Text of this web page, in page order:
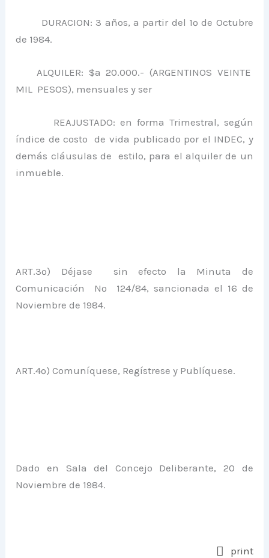
DURACION: 3 años, a partir del 1º de Octubre
de 1984.
ALQUILER: $a 20.000.- (ARGENTINOS VEINTE
MIL PESOS), mensuales y ser
REAJUSTADO: en forma Trimestral, según
índice de costo de vida publicado por el INDEC, y
demás cláusulas de estilo, para el alquiler de un
inmueble.
ART.3º) Déjase sin efecto la Minuta de
Comunicación Nº 124/84, sancionada el 16 de
Noviembre de 1984.
ART.4º) Comuníquese, Regístrese y Publíquese.
Dado en Sala del Concejo Deliberante, 20 de
Noviembre de 1984.
print